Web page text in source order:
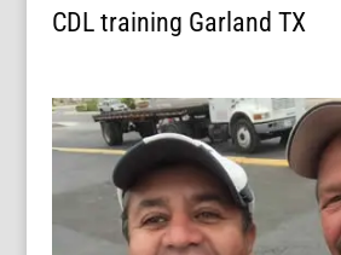
CDL training Garland TX